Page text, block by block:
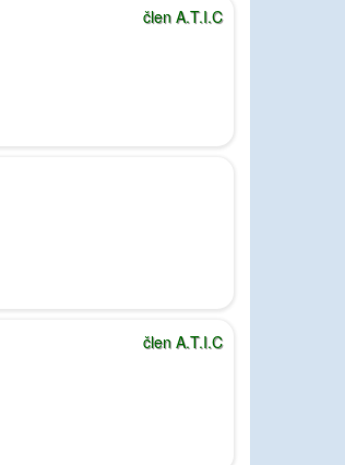
člen A.T.I.C
člen A.T.I.C